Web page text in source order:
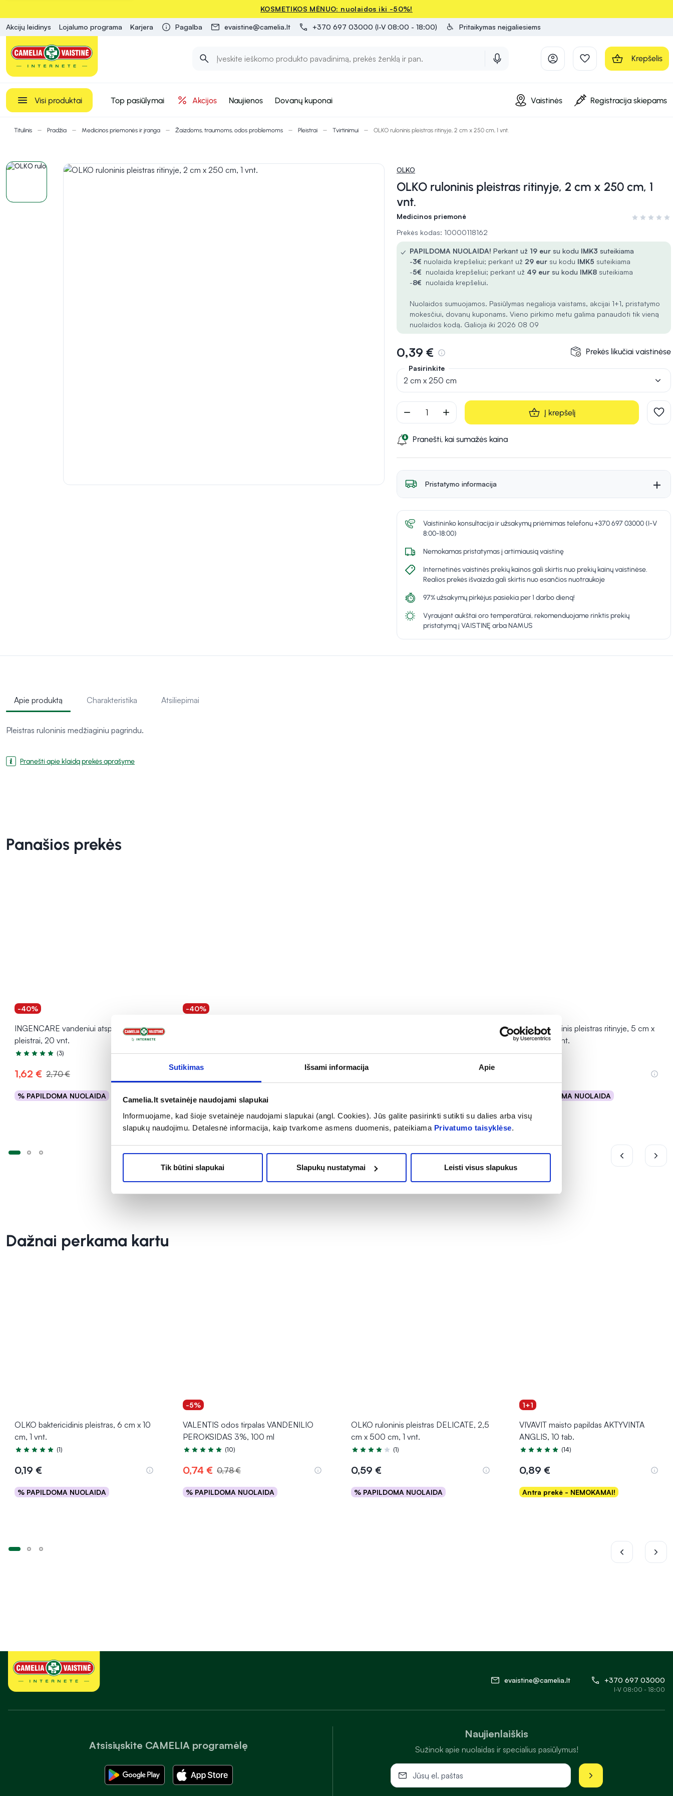
Sutikimas Išsami informacija Apie
Camelia.lt svetainėje naudojami slapukai
Informuojame, kad šioje svetainėje naudojami slapukai (angl. Cookies). Jūs galite pasirinkti sutikti su dalies arba visų
slapukų naudojimu. Detalesnė informacija, kaip tvarkome asmens duomenis, pateikiama Privatumo taisyklėse.
Tik būtini slapukai Slapukų nustatymai Leisti visus slapukus
KOSMETIKOS MĖNUO: nuolaidos iki -50%!
Akcijų leidinys Lojalumo programa Karjera Pagalba evaistine@camelia.lt +370 697 03000 (I-V 08:00 - 18:00) Pritaikymas neįgaliesiems
Krepšelis
Visi produktai Top pasiūlymai Akcijos Naujienos Dovanų kuponai Vaistinės Registracija skiepams
Titulinis Pradžia Medicinos priemonės ir įranga Žaizdoms, traumoms, odos problemoms Pleistrai Tvirtinimui OLKO ruloninis pleistras ritinyje, 2 cm x 250 cm, 1 vnt.
OLKO
OLKO ruloninis pleistras ritinyje, 2 cm x 250 cm, 1
vnt.
Medicinos priemonė
Įvertinimas
Prekės kodas: 10000118162
✓ PAPILDOMA NUOLAIDA! Perkant už 19 eur su kodu IMK3 suteikiama
-3€ nuolaida krepšeliui; perkant už 29 eur su kodu IMK5 suteikiama
-5€ nuolaida krepšeliui; perkant už 49 eur su kodu IMK8 suteikiama
-8€ nuolaida krepšeliui.
Nuolaidos sumuojamos. Pasiūlymas negalioja vaistams, akcijai 1+1, pristatymo
mokesčiui, dovanų kuponams. Vieno pirkimo metu galima panaudoti tik vieną
nuolaidos kodą. Galioja iki 2026 08 09
0,39 € Prekės likučiai vaistinėse
Pasirinkite
2 cm x 250 cm
remove add Į krepšelį
Pranešti, kai sumažės kaina
Pristatymo informacija
Vaistininko konsultacija ir užsakymų priėmimas telefonu +370 697 03000 (I-V
8:00-18:00)
Nemokamas pristatymas į artimiausią vaistinę
Internetinės vaistinės prekių kainos gali skirtis nuo prekių kainų vaistinėse.
Realios prekės išvaizda gali skirtis nuo esančios nuotraukoje
97% užsakymų pirkėjus pasiekia per 1 darbo dieną!
Vyraujant aukštai oro temperatūrai, rekomenduojame rinktis prekių
pristatymą į VAISTINĘ arba NAMUS
Apie produktą Charakteristika Atsiliepimai
Pleistras ruloninis medžiaginiu pagrindu.
Pranešti apie klaidą prekės aprašyme
Panašios prekės
-40%
INGENCARE vandeniui atsparūs
pleistrai, 20 vnt.
Įvertinimas 5.0 iš 5
(3)
1,62 € 2,70 €
% PAPILDOMA NUOLAIDA
Į krepšelį
-40%
(2)
3,06 €
% PAPILDOMA NUOLAIDA
Į krepšelį
(1)
0,50 €
OLKO ruloninis pleistras ritinyje, 5 cm x
500 cm, 1 vnt.
% PAPILDOMA NUOLAIDA
Į krepšelį
Dažnai perkama kartu
OLKO baktericidinis pleistras, 6 cm x 10
cm, 1 vnt.
Įvertinimas 5.0 iš 5
(1)
0,19 €
% PAPILDOMA NUOLAIDA
Į krepšelį
-5%
VALENTIS odos tirpalas VANDENILIO
PEROKSIDAS 3%, 100 ml
Įvertinimas 4.7 iš 5
(10)
0,74 € 0,78 €
% PAPILDOMA NUOLAIDA
Į krepšelį
OLKO ruloninis pleistras DELICATE, 2,5
cm x 500 cm, 1 vnt.
Įvertinimas 4.0 iš 5
(1)
0,59 €
% PAPILDOMA NUOLAIDA
Į krepšelį
1+1
VIVAVIT maisto papildas AKTYVINTA
ANGLIS, 10 tab.
Įvertinimas 5.0 iš 5
(14)
0,89 €
Antra prekė - NEMOKAMAI!
Į krepšelį
Atsisiųskite CAMELIA programėlę
Naujienlaiškis
Sužinok apie nuolaidas ir specialius pasiūlymus!
evaistine@camelia.lt +370 697 03000
I-V 08:00 - 18:00